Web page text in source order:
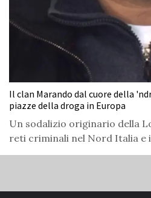
Il clan Marando dal cuore della
piazze della droga in Europa
Un sodalizio originario della
reti criminali nel Nord Italia e